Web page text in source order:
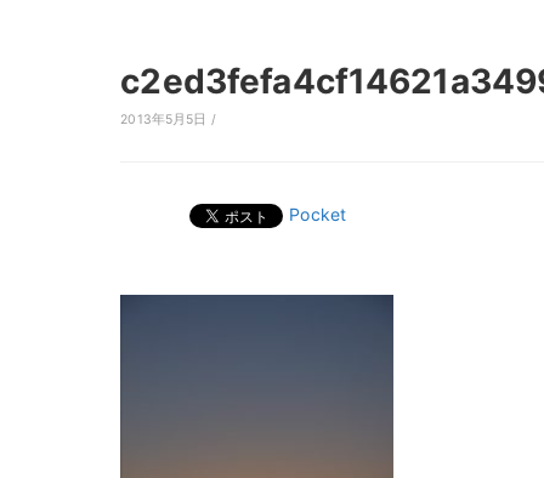
2013年5月5日 /
Pocket